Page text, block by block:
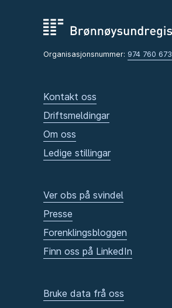
Organisasjonsnummer: 974 760 673
Kontakt oss
Driftsmeldingar
Om oss
Ledige stillingar
Ver obs på svindel
Presse
Forenklingsbloggen
Finn oss på LinkedIn
Bruke data frå oss